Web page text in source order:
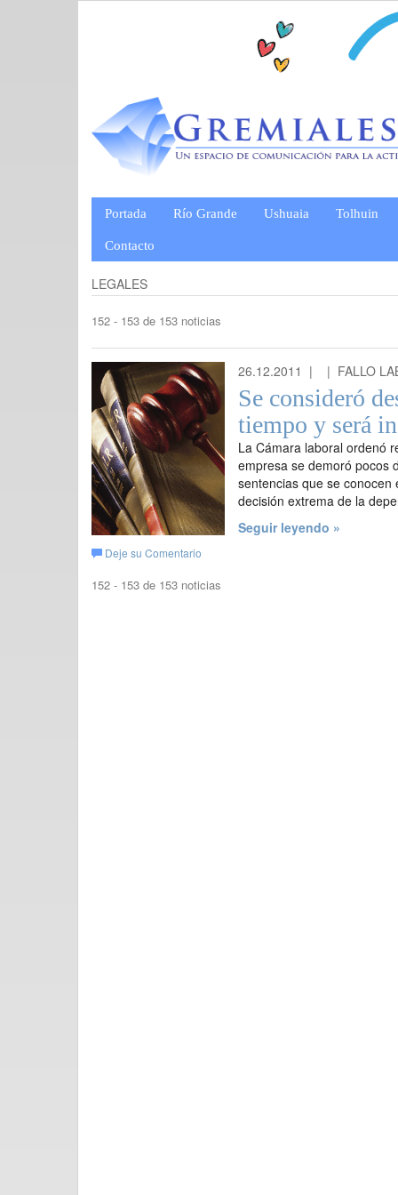
Portada Río Grande Ushuaia Tolhuin
Contacto
LEGALES
152 - 153 de 153 noticias
26.12.2011 | | FALLO
Se consideró
tiempo y será
La Cámara laboral ordenó
empresa se demoró pocos
sentencias que se
decisión extrema de la
Seguir leyendo »
Deje su Comentario
152 - 153 de 153 noticias